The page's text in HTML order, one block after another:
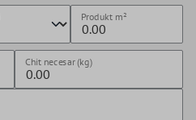
Produkt m²
Chit necesar (kg)